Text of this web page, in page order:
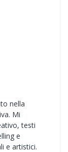
nella
Mi
testi
e
e artistici.